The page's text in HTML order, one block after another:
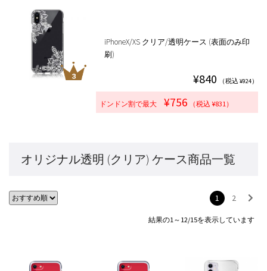
iPhoneX/XS クリア/透明ケース (表面のみ印
刷)
¥840 （税込 ¥924）
ドンドン割で最大 ¥756 （税込 ¥831）
オリジナル透明 (クリア) ケース商品一覧
結果の1～12/15を表示しています
1 2